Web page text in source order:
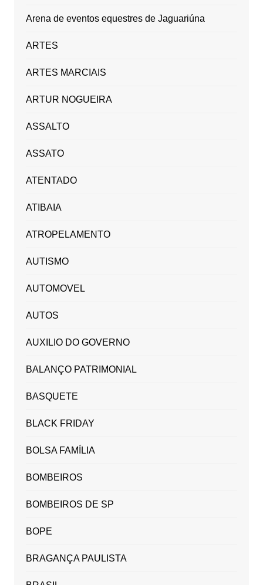
Arena de eventos equestres de Jaguariúna
ARTES
ARTES MARCIAIS
ARTUR NOGUEIRA
ASSALTO
ASSATO
ATENTADO
ATIBAIA
ATROPELAMENTO
AUTISMO
AUTOMOVEL
AUTOS
AUXILIO DO GOVERNO
BALANÇO PATRIMONIAL
BASQUETE
BLACK FRIDAY
BOLSA FAMÍLIA
BOMBEIROS
BOMBEIROS DE SP
BOPE
BRAGANÇA PAULISTA